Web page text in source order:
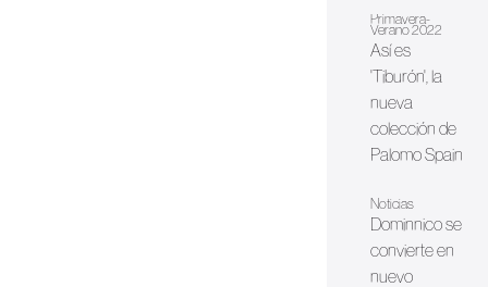
Primavera-
Verano 2022
Así es
'Tiburón', la
nueva
colección de
Palomo Spain
Noticias
Dominnico se
convierte en
nuevo